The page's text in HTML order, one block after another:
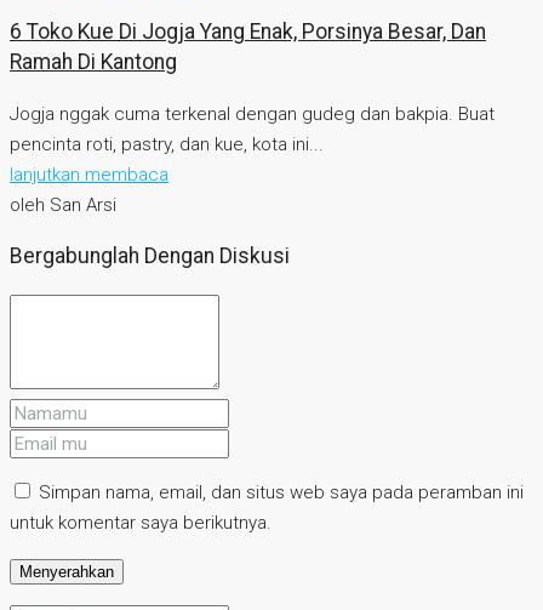
6 Toko Kue Di Jogja Yang Enak, Porsinya Besar, Dan
Ramah Di Kantong
Jogja nggak cuma terkenal dengan gudeg dan bakpia. Buat
pencinta roti, pastry, dan kue, kota ini...
lanjutkan membaca
oleh San Arsi
Bergabunglah Dengan Diskusi
Simpan nama, email, dan situs web saya pada peramban ini
untuk komentar saya berikutnya.